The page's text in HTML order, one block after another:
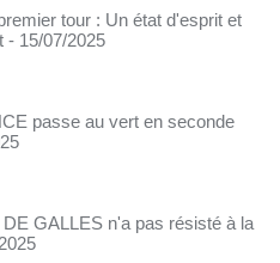
tour : Un état d'esprit et
- 15/07/2025
passe au vert en seconde
GALLES n'a pas résisté à la